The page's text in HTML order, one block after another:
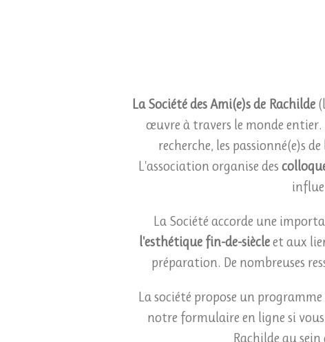
La Société des Ami(e)s de Rachilde
œuvre à travers le monde entier.
recherche, les passionné(e)s
L'association organise des
La Société accorde une
l'esthétique fin-de-siècleet aux
préparation. De nombreuses
La société propose un programme
notre formulaire en ligne si
Rachilde au